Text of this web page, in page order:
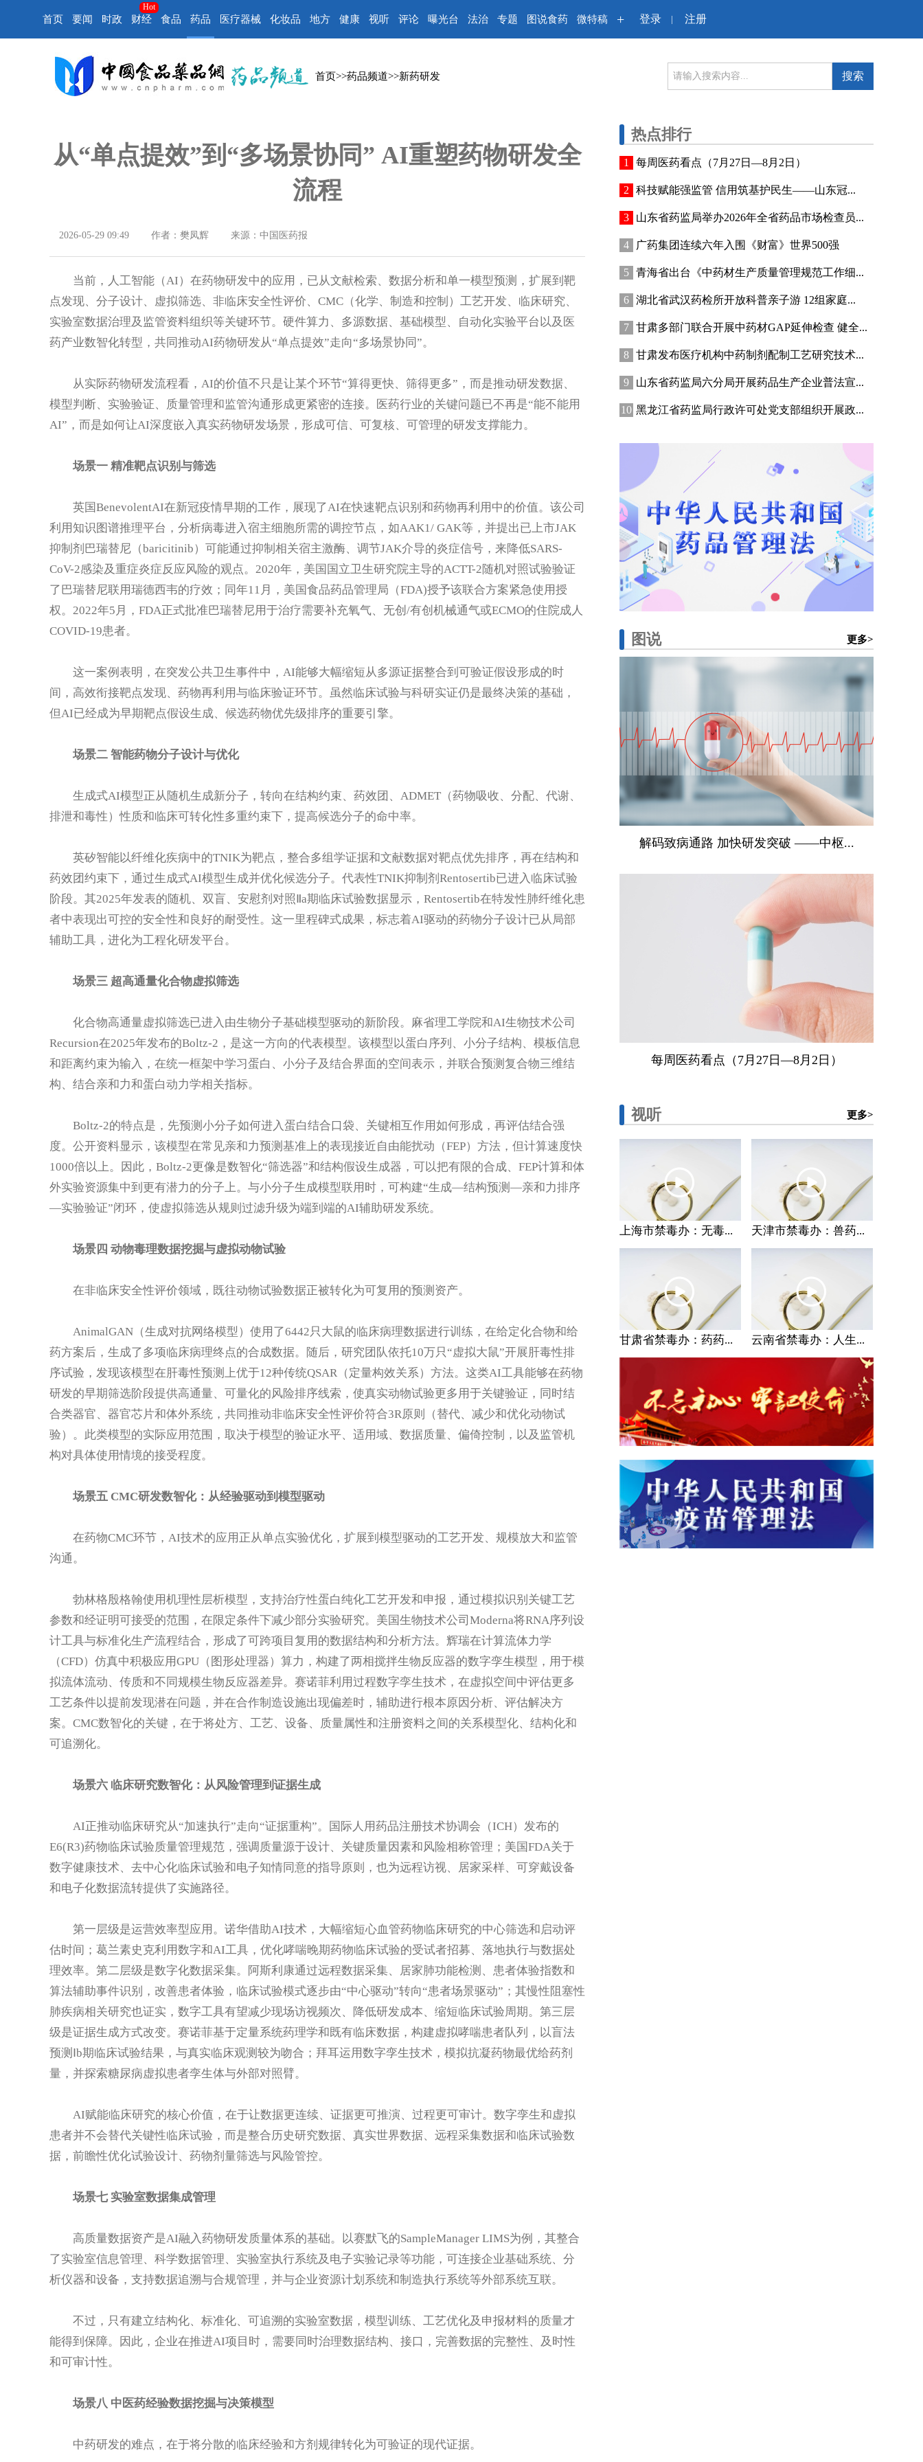
首页 要闻 时政 财经
Hot
食品 药品 医疗器械 化妆品 地方 健康 视听 评论 曝光台 法治 专题 图说食药 微特稿 + 登录 | 注册
首页>>药品频道>>新药研发 搜索
从“单点提效”到“多场景协同” AI重塑药物研发全
流程
2026-05-29 09:49 作者：樊凤辉 来源：中国医药报
当前，人工智能（AI）在药物研发中的应用，已从文献检索、数据分析和单一模型预测，扩展到靶
点发现、分子设计、虚拟筛选、非临床安全性评价、CMC（化学、制造和控制）工艺开发、临床研究、
实验室数据治理及监管资料组织等关键环节。硬件算力、多源数据、基础模型、自动化实验平台以及医
药产业数智化转型，共同推动AI药物研发从“单点提效”走向“多场景协同”。
从实际药物研发流程看，AI的价值不只是让某个环节“算得更快、筛得更多”，而是推动研发数据、
模型判断、实验验证、质量管理和监管沟通形成更紧密的连接。医药行业的关键问题已不再是“能不能用
AI”，而是如何让AI深度嵌入真实药物研发场景，形成可信、可复核、可管理的研发支撑能力。
场景一 精准靶点识别与筛选
英国BenevolentAI在新冠疫情早期的工作，展现了AI在快速靶点识别和药物再利用中的价值。该公司
利用知识图谱推理平台，分析病毒进入宿主细胞所需的调控节点，如AAK1/ GAK等，并提出已上市JAK
抑制剂巴瑞替尼（baricitinib）可能通过抑制相关宿主激酶、调节JAK介导的炎症信号，来降低SARS-
CoV-2感染及重症炎症反应风险的观点。2020年，美国国立卫生研究院主导的ACTT-2随机对照试验验证
了巴瑞替尼联用瑞德西韦的疗效；同年11月，美国食品药品管理局（FDA)授予该联合方案紧急使用授
权。2022年5月，FDA正式批准巴瑞替尼用于治疗需要补充氧气、无创/有创机械通气或ECMO的住院成人
COVID-19患者。
这一案例表明，在突发公共卫生事件中，AI能够大幅缩短从多源证据整合到可验证假设形成的时
间，高效衔接靶点发现、药物再利用与临床验证环节。虽然临床试验与科研实证仍是最终决策的基础，
但AI已经成为早期靶点假设生成、候选药物优先级排序的重要引擎。
场景二 智能药物分子设计与优化
生成式AI模型正从随机生成新分子，转向在结构约束、药效团、ADMET（药物吸收、分配、代谢、
排泄和毒性）性质和临床可转化性多重约束下，提高候选分子的命中率。
英矽智能以纤维化疾病中的TNIK为靶点，整合多组学证据和文献数据对靶点优先排序，再在结构和
药效团约束下，通过生成式AI模型生成并优化候选分子。代表性TNIK抑制剂Rentosertib已进入临床试验
阶段。其2025年发表的随机、双盲、安慰剂对照Ⅱa期临床试验数据显示，Rentosertib在特发性肺纤维化患
者中表现出可控的安全性和良好的耐受性。这一里程碑式成果，标志着AI驱动的药物分子设计已从局部
辅助工具，进化为工程化研发平台。
场景三 超高通量化合物虚拟筛选
化合物高通量虚拟筛选已进入由生物分子基础模型驱动的新阶段。麻省理工学院和AI生物技术公司
Recursion在2025年发布的Boltz-2，是这一方向的代表模型。该模型以蛋白序列、小分子结构、模板信息
和距离约束为输入，在统一框架中学习蛋白、小分子及结合界面的空间表示，并联合预测复合物三维结
构、结合亲和力和蛋白动力学相关指标。
Boltz-2的特点是，先预测小分子如何进入蛋白结合口袋、关键相互作用如何形成，再评估结合强
度。公开资料显示，该模型在常见亲和力预测基准上的表现接近自由能扰动（FEP）方法，但计算速度快
1000倍以上。因此，Boltz-2更像是数智化“筛选器”和结构假设生成器，可以把有限的合成、FEP计算和体
外实验资源集中到更有潜力的分子上。与小分子生成模型联用时，可构建“生成—结构预测—亲和力排序
—实验验证”闭环，使虚拟筛选从规则过滤升级为端到端的AI辅助研发系统。
场景四 动物毒理数据挖掘与虚拟动物试验
在非临床安全性评价领域，既往动物试验数据正被转化为可复用的预测资产。
AnimalGAN（生成对抗网络模型）使用了6442只大鼠的临床病理数据进行训练，在给定化合物和给
药方案后，生成了多项临床病理终点的合成数据。随后，研究团队依托10万只“虚拟大鼠”开展肝毒性排
序试验，发现该模型在肝毒性预测上优于12种传统QSAR（定量构效关系）方法。这类AI工具能够在药物
研发的早期筛选阶段提供高通量、可量化的风险排序线索，使真实动物试验更多用于关键验证，同时结
合类器官、器官芯片和体外系统，共同推动非临床安全性评价符合3R原则（替代、减少和优化动物试
验）。此类模型的实际应用范围，取决于模型的验证水平、适用域、数据质量、偏倚控制，以及监管机
构对具体使用情境的接受程度。
场景五 CMC研发数智化：从经验驱动到模型驱动
在药物CMC环节，AI技术的应用正从单点实验优化，扩展到模型驱动的工艺开发、规模放大和监管
沟通。
勃林格殷格翰使用机理性层析模型，支持治疗性蛋白纯化工艺开发和申报，通过模拟识别关键工艺
参数和经证明可接受的范围，在限定条件下减少部分实验研究。美国生物技术公司Moderna将RNA序列设
计工具与标准化生产流程结合，形成了可跨项目复用的数据结构和分析方法。辉瑞在计算流体力学
（CFD）仿真中积极应用GPU（图形处理器）算力，构建了两相搅拌生物反应器的数字孪生模型，用于模
拟流体流动、传质和不同规模生物反应器差异。赛诺菲利用过程数字孪生技术，在虚拟空间中评估更多
工艺条件以提前发现潜在问题，并在合作制造设施出现偏差时，辅助进行根本原因分析、评估解决方
案。CMC数智化的关键，在于将处方、工艺、设备、质量属性和注册资料之间的关系模型化、结构化和
可追溯化。
场景六 临床研究数智化：从风险管理到证据生成
AI正推动临床研究从“加速执行”走向“证据重构”。国际人用药品注册技术协调会（ICH）发布的
E6(R3)药物临床试验质量管理规范，强调质量源于设计、关键质量因素和风险相称管理；美国FDA关于
数字健康技术、去中心化临床试验和电子知情同意的指导原则，也为远程访视、居家采样、可穿戴设备
和电子化数据流转提供了实施路径。
第一层级是运营效率型应用。诺华借助AI技术，大幅缩短心血管药物临床研究的中心筛选和启动评
估时间；葛兰素史克利用数字和AI工具，优化哮喘晚期药物临床试验的受试者招募、落地执行与数据处
理效率。第二层级是数字化数据采集。阿斯利康通过远程数据采集、居家肺功能检测、患者体验指数和
算法辅助事件识别，改善患者体验，临床试验模式逐步由“中心驱动”转向“患者场景驱动”；其慢性阻塞性
肺疾病相关研究也证实，数字工具有望减少现场访视频次、降低研发成本、缩短临床试验周期。第三层
级是证据生成方式改变。赛诺菲基于定量系统药理学和既有临床数据，构建虚拟哮喘患者队列，以盲法
预测Ⅰb期临床试验结果，与真实临床观测较为吻合；拜耳运用数字孪生技术，模拟抗凝药物最优给药剂
量，并探索糖尿病虚拟患者孪生体与外部对照臂。
AI赋能临床研究的核心价值，在于让数据更连续、证据更可推演、过程更可审计。数字孪生和虚拟
患者并不会替代关键性临床试验，而是整合历史研究数据、真实世界数据、远程采集数据和临床试验数
据，前瞻性优化试验设计、药物剂量筛选与风险管控。
场景七 实验室数据集成管理
高质量数据资产是AI融入药物研发质量体系的基础。以赛默飞的SampleManager LIMS为例，其整合
了实验室信息管理、科学数据管理、实验室执行系统及电子实验记录等功能，可连接企业基础系统、分
析仪器和设备，支持数据追溯与合规管理，并与企业资源计划系统和制造执行系统等外部系统互联。
不过，只有建立结构化、标准化、可追溯的实验室数据，模型训练、工艺优化及申报材料的质量才
能得到保障。因此，企业在推进AI项目时，需要同时治理数据结构、接口，完善数据的完整性、及时性
和可审计性。
场景八 中医药经验数据挖掘与决策模型
中药研发的难点，在于将分散的临床经验和方剂规律转化为可验证的现代证据。
热点排行
每周医药看点（7月27日—8月2日）
科技赋能强监管 信用筑基护民生——山东冠...
山东省药监局举办2026年全省药品市场检查员...
广药集团连续六年入围《财富》世界500强
青海省出台《中药材生产质量管理规范工作细...
湖北省武汉药检所开放科普亲子游 12组家庭...
甘肃多部门联合开展中药材GAP延伸检查 健全...
甘肃发布医疗机构中药制剂配制工艺研究技术...
山东省药监局六分局开展药品生产企业普法宣...
黑龙江省药监局行政许可处党支部组织开展政...
图说 更多>
解码致病通路 加快研发突破 ——中枢...
每周医药看点（7月27日—8月2日）
视听 更多>
上海市禁毒办：无毒... 天津市禁毒办：兽药...
甘肃省禁毒办：药药... 云南省禁毒办：人生...